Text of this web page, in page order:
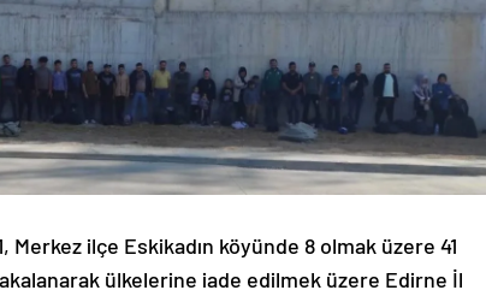
ilçe Eskikadın köyünde 8 olmak üzere 41
ülkelerine iade edilmek üzere Edirne İl